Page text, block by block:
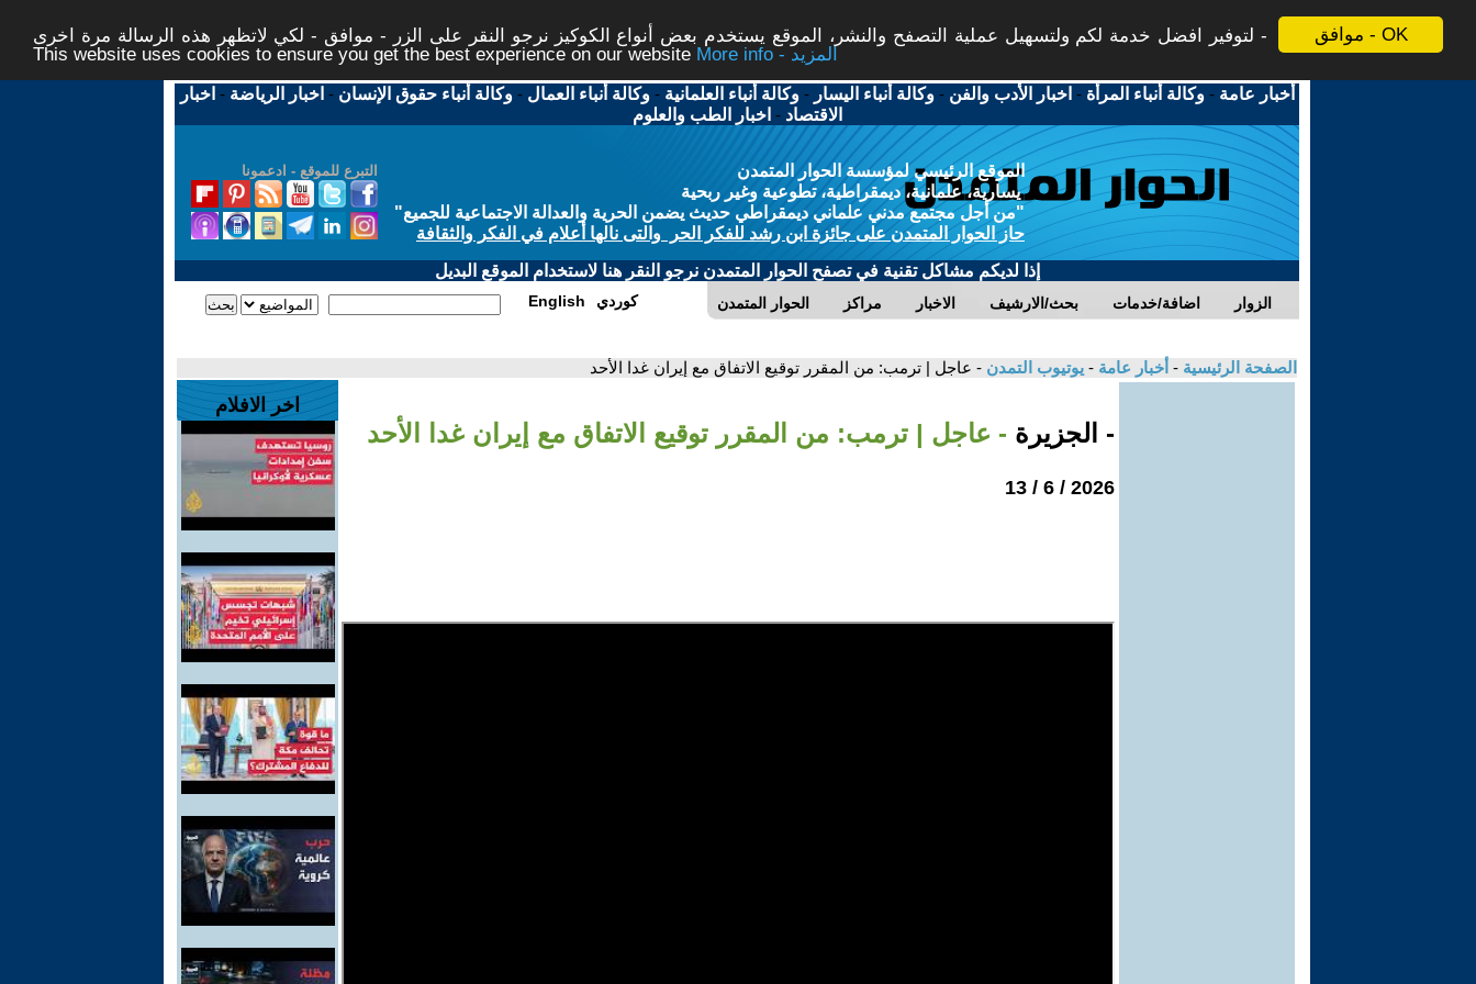
موافق - OK
لتوفير افضل خدمة لكم ولتسهيل عملية التصفح والنشر، الموقع يستخدم بعض أنواع الكوكيز نرجو النقر على الزر - موافق - لكي لاتظهر هذه الرسالة مرة اخرى -
This website uses cookies to ensure you get the best experience on our website
More info - المزيد
أخبار عامة -وكالة أنباء المرأة - اخبار الأدب والفن -وكالة أنباء اليسار -وكالة أنباء العلمانية -وكالة أنباء العمال -وكالة أنباء حقوق الإنسان - اخبار الرياضة - اخبار
الاقتصاد - اخبار الطب والعلوم
التبرع للموقع - ادعمونا
الموقع الرئيسي لمؤسسة الحوار المتمدن
يسارية، علمانية، ديمقراطية، تطوعية وغير ربحية
"من أجل مجتمع مدني علماني ديمقراطي حديث يضمن الحرية والعدالة الاجتماعية للجميع"
حاز الحوار المتمدن على جائزة ابن رشد للفكر الحر والتى نالها أعلام في الفكر والثقافة
إذا لديكم مشاكل تقنية في تصفح الحوار المتمدن نرجو النقر هنا لاستخدام الموقع البديل
الحوار المتمدن مراكز الاخبار بحث/الارشيف اضافة/خدمات الزوار English كوردي
الصفحة الرئيسية - أخبار عامة - يوتيوب التمدن - عاجل | ترمب: من المقرر توقيع الاتفاق مع إيران غدا الأحد
- الجزيرة - عاجل | ترمب: من المقرر توقيع الاتفاق مع إيران غدا الأحد
2026 / 6 / 13
اخر الافلام